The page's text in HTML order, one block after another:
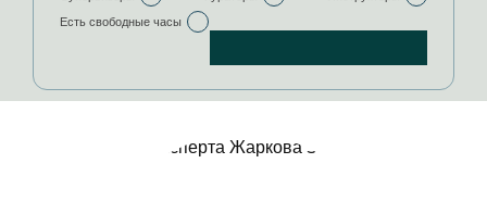
Есть свободные часы